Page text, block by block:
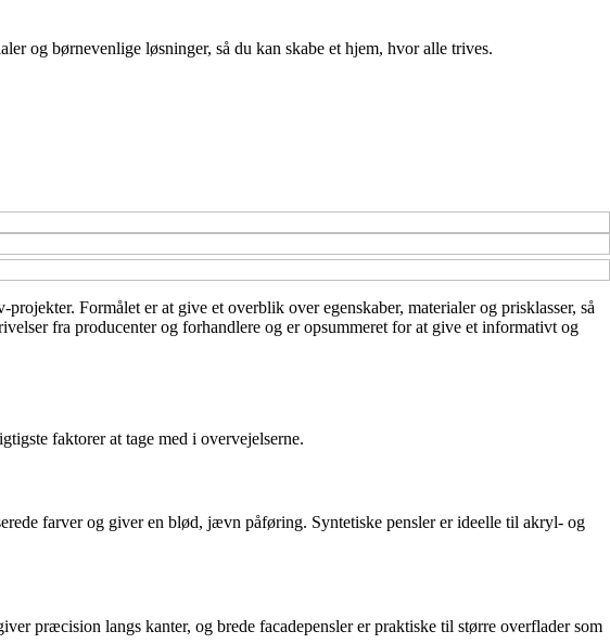
og børnevenlige løsninger, så du kan skabe et hjem, hvor alle trives.
Formålet er at give et overblik over egenskaber, materialer og prisklasser, så
fra producenter og forhandlere og er opsummeret for at give et informativt og
faktorer at tage med i overvejelserne.
farver og giver en blød, jævn påføring. Syntetiske pensler er ideelle til akryl- og
præcision langs kanter, og brede facadepensler er praktiske til større overflader som